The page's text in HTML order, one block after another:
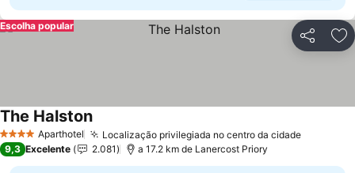
Partilhar
Escolha popular
4 EstrelasAparthotel Localização privilegiada no centro da cidade
The Halston
9,3 Excelente 2.081 a 17.2 km de Lanercost Priory